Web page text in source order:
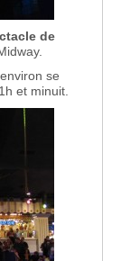
de
environ se
et minuit.